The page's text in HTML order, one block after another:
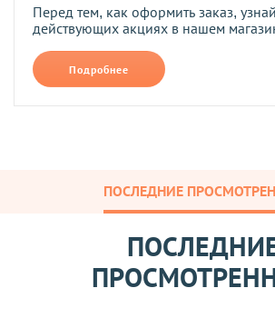
Перед тем, как оформить заказ,
действующих акциях в нашем
Подробнее
ПОСЛЕДНИЕ